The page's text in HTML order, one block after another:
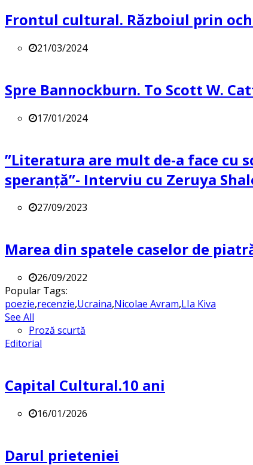
Frontul cultural. Războiul prin
21/03/2024
Spre Bannockburn. To Scott W.
17/01/2024
”Literatura are mult de-a face cu
speranță”- Interviu cu Zeruya
27/09/2023
Marea din spatele caselor de
26/09/2022
Popular Tags:
poezie,recenzie,Ucraina,Nicolae Avram,LIa Kiva
See All
Proză scurtă
Editorial
Capital Cultural.10 ani
16/01/2026
Darul prieteniei